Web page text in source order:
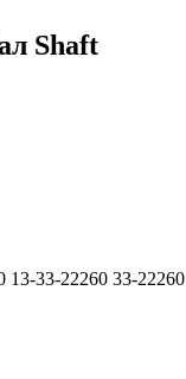
Shaft
13-33-22260 33-22260